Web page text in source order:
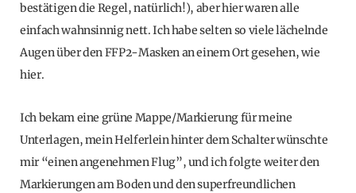
bestätigen die Regel, natürlich!), aber hier waren alle
einfach wahnsinnig nett. Ich habe selten so viele lächelnde
Augen über den FFP2-Masken an einem Ort gesehen, wie
hier.
Ich bekam eine grüne Mappe/Markierung für meine
Unterlagen, mein Helferlein hinter dem Schalter wünschte
mir “einen angenehmen Flug”, und ich folgte weiter den
Markierungen am Boden und den superfreundlichen